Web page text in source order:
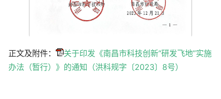
正文及附件：
关于印发《南昌市科技创新“研发飞地”实施
办法（暂行）》的通知（洪科规字〔2023〕8号）